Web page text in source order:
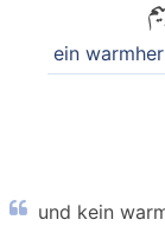
ein
und kein